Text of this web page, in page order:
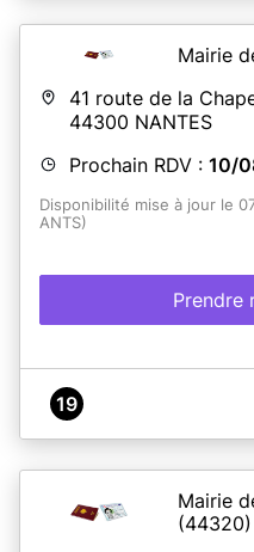
Mairie
41 route de la
44300 NANTES
Prochain RDV : 10/
Disponibilité mise à jour le
ANTS)
Prendre
19
Mairie
(44320)